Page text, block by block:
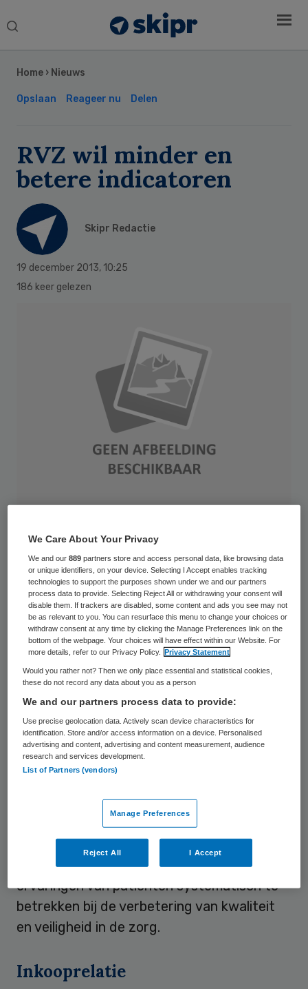
Search
Home › Nieuws
Opslaan Reageer nu Delen
RVZ wil minder en
betere indicatoren
Skipr Redactie
19 december 2013, 10:25
186 keer gelezen
Het aanscherpen van de bestaande eisen
aan bestuur en toezicht zal niet leiden tot
betere zorgkwaliteit. Dit staat in het advies
‘Garanties voor kwaliteit van zorg’ dat de
Raad voor de Volksgezondheid & Zorg
(RVZ) vanmiddag aanbiedt aan Leon van
Halder. De hoeveelheid
kwaliteitsindicatoren moet omlaag, aldus
het advies.
Dagelijkse zorgpraktijk
ontwikkeld die aansluiten bij de dagelijkse
zorgpraktijk. Hiervoor kan gebruik worden
gemaakt vanpatient tracers. Die bieden
bovendien meer mogelijkheden om
ervaringen van patiënten systematisch te
betrekken bij de verbetering van kwaliteit
en veiligheid in de zorg.
Inkooprelatie
Sidebar
We Care About Your Privacy
We and our889 partners store and access personal data, like browsing data
or unique identifiers, on your device. Selecting I Accept enables tracking
technologies to support the purposes shown under we and our partners
process data to provide. Selecting Reject All or withdrawing your consent will
disable them. If trackers are disabled, some content and ads you see may not
be as relevant to you. You can resurface this menu to change your choices or
withdraw consent at any time by clicking the Manage Preferences link on the
bottom of the webpage. Your choices will have effect within our Website. For
more details, refer to our Privacy Policy.
Privacy Statement
Would you rather not? Then we only place essential and statistical cookies,
these do not record any data about you as a person
We and our partners process data to provide:
Use precise geolocation data. Actively scan device characteristics for
identification. Store and/or access information on a device. Personalised
advertising and content, advertising and content measurement, audience
research and services development.
List of Partners (vendors)
Manage Preferences
Reject All I Accept